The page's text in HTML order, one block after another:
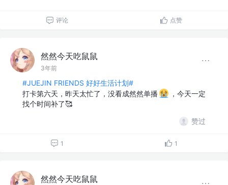
评论 点赞
然然今天吃鼠鼠
3年前
#JUEJIN FRIENDS 好好生活计划#
打卡第六天，昨天太忙了，没看成然然单播
，今天一定
找个时间补了🥰
赞过
1 1
然然今天吃鼠鼠